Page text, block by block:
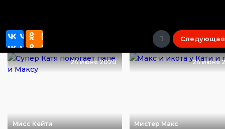
Следующая
24 июня 2020
Мисс Кейти
24 июня
Мистер Макс